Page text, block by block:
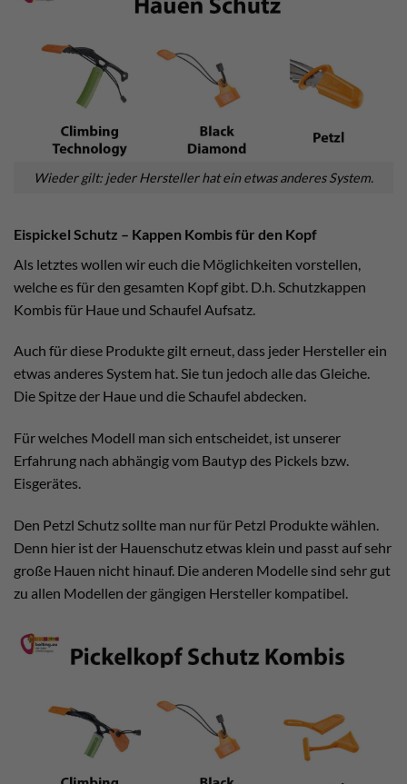
Wieder gilt: jeder Hersteller hat ein etwas anderes System.
Eispickel Schutz – Kappen Kombis für den Kopf
Als letztes wollen wir euch die Möglichkeiten vorstellen,
welche es für den gesamten Kopf gibt. D.h. Schutzkappen
Kombis für Haue und Schaufel Aufsatz.
Auch für diese Produkte gilt erneut, dass jeder Hersteller ein
etwas anderes System hat. Sie tun jedoch alle das Gleiche.
Die Spitze der Haue und die Schaufel abdecken.
Für welches Modell man sich entscheidet, ist unserer
Erfahrung nach abhängig vom Bautyp des Pickels bzw.
Eisgerätes.
Den Petzl Schutz sollte man nur für Petzl Produkte wählen.
Denn hier ist der Hauenschutz etwas klein und passt auf sehr
große Hauen nicht hinauf. Die anderen Modelle sind sehr gut
zu allen Modellen der gängigen Hersteller kompatibel.